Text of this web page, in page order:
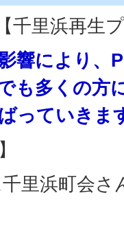
千里浜再生
響により、
も多くの方
っていきま
里浜町会さ